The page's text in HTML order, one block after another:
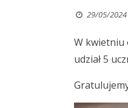
29/05/2024
W kwietniu
udział 5